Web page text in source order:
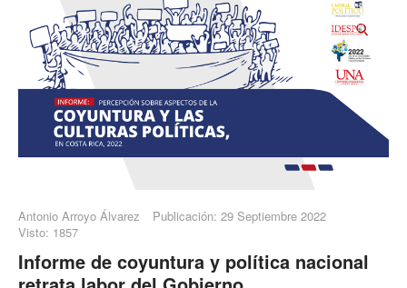
Antonio Arroyo Álvarez
Publicación: 29 Septiembre 2022
Visto: 1857
Informe de coyuntura y política nacional